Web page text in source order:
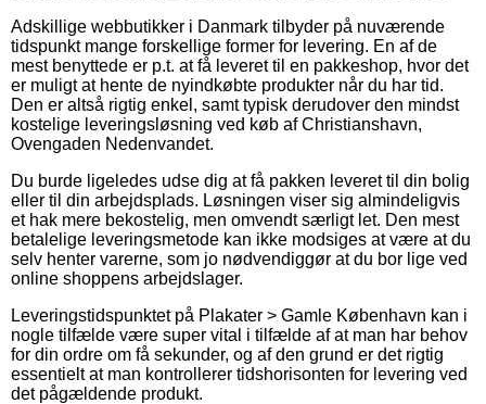
Adskillige webbutikker i Danmark tilbyder på nuværende
tidspunkt mange forskellige former for levering. En af de
mest benyttede er p.t. at få leveret til en pakkeshop, hvor det
er muligt at hente de nyindkøbte produkter når du har tid.
Den er altså rigtig enkel, samt typisk derudover den mindst
kostelige leveringsløsning ved køb af Christianshavn,
Ovengaden Nedenvandet.
Du burde ligeledes udse dig at få pakken leveret til din bolig
eller til din arbejdsplads. Løsningen viser sig almindeligvis
et hak mere bekostelig, men omvendt særligt let. Den mest
betalelige leveringsmetode kan ikke modsiges at være at du
selv henter varerne, som jo nødvendiggør at du bor lige ved
online shoppens arbejdslager.
Leveringstidspunktet på Plakater > Gamle København kan i
nogle tilfælde være super vital i tilfælde af at man har behov
for din ordre om få sekunder, og af den grund er det rigtig
essentielt at man kontrollerer tidshorisonten for levering ved
det pågældende produkt.